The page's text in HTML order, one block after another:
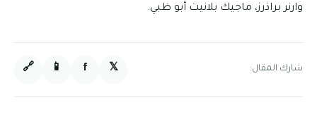
وارنر براذرز، ماجيك بلانيت أبو ظبي.
شارك المقال: 𝕏
f
📱
🔗